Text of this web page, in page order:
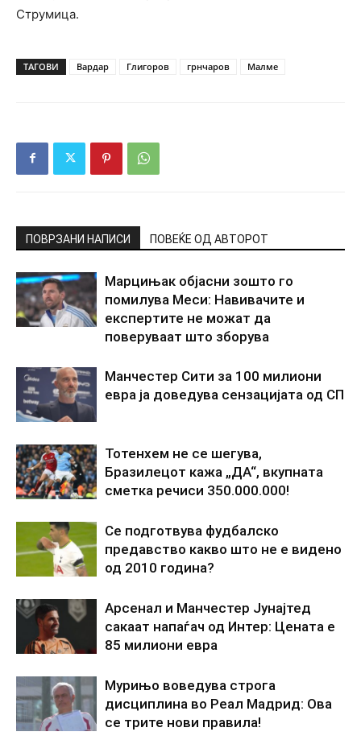
Струмица.
ТАГОВИ Вардар Глигоров грнчаров Малме
ПОВРЗАНИ НАПИСИ ПОВЕЌЕ ОД АВТОРОТ
Марцињак објасни зошто го
помилува Меси: Навивачите и
експертите не можат да
поверуваат што зборува
Манчестер Сити за 100 милиони
евра ја доведува сензацијата од СП
Тотенхем не се шегува,
Бразилецот кажа „ДА“, вкупната
сметка речиси 350.000.000!
Се подготвува фудбалско
предавство какво што не е видено
од 2010 година?
Арсенал и Манчестер Јунајтед
сакаат напаѓач од Интер: Цената е
85 милиони евра
Мурињо воведува строга
дисциплина во Реал Мадрид: Ова
се трите нови правила!